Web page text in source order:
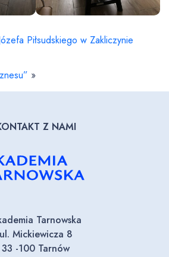
Piłsudskiego w Zakliczynie
»
Z NAMI
Tarnowska
ul. Mickiewicza 8
33 -100 Tarnów